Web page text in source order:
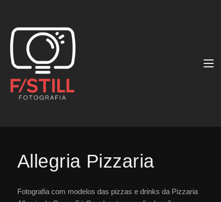
Allegria Pizzaria
Fotografia com modelos das pizzas e drinks da Pizzaria